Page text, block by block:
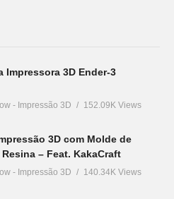
Impressora 3D Ender-3
- Impressão 3D 152.09K Views
3D com Molde de
– Feat. KakaCraft
- Impressão 3D 140.34K Views